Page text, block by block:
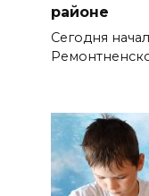
районе
Сегодня